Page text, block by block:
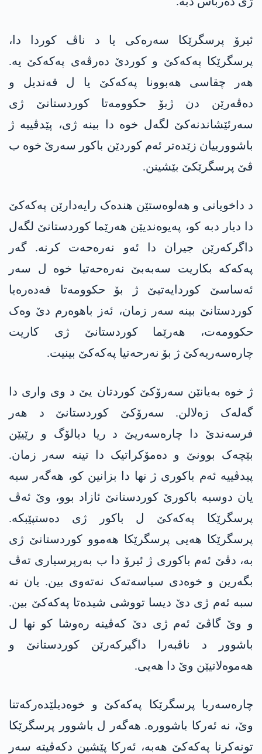
ئیرۆ پرسگرێکا سەرەکی یا د ناڤ کوردا دا،
پرسگرێکا پەکەکێ و کوردێ دەرڤەی پەکەکێ یە.
ھەر چقاسی ھەبوونا پەکەکێ یا ل قەندیل و
دەڤەرێن دن ژبۆ حکوومەتا کوردستانێ ژی
سەرئێشاندنەکێ لگەل خوە دا بینە ژی، پێدڤییە ژ
باشوورییان زێدەتر ئەم کوردێن باکور سەرێ خوە ب
ڤێ پرسگرێکێ بێشینن.
د داخویانی و ھەلوەستێن ھندەک رایەدارێن پەکەکێ
دا دیار دبە کو، پەیوەندیێن ھەرێما کوردستانێ لگەل
داگرکەرێن جیران دا ئەو نەرەحەت کرنە. گەر
پەکەکە بکاریت سەبەبێ نەرەحەتیا خوە ل سەر
ئەساسێ کوردایەتیێ ژ بۆ حکوومەتا فەدەرەیا
کوردستانێ بینە سەر زمان، ئەز باھوەرم دێ وەک
حکوومەت، ھەرێما کوردستانێ ژی کاریت
چارەسەریەکێ ژ بۆ نەرحەتیا پەکەکێ بینیت.
ژ خوە بەیانێن سەرۆکێ کوردتان یێ د وی واری دا
گەلەک زەلالن. سەرۆکێ کوردستانێ د ھەر
فرسەندێ دا چارەسەریێ د ریا دیالۆگ و رێیێن
بێچەک بوونێ و دەمۆکراتیک دا تینە سەر زمان.
پیدڤییە ئەم باکوری ژ نھا دا بزانین کو، ھەگەر سبە
یان دوسبە باکورێ کوردستانێ ئازاد بوو، وێ ئەڤ
پرسگرێکا پەکەکێ ل باکور ژی دەستپێبکە.
پرسگرێکا ھەیی پرسگرێکا هەموو کوردستانێ ژی
بە، دڤێ ئەم باکوری ژ ئیرۆ دا ب بەرپرسیاری تەڤ
بگەرین و خوەدی سیاسەتەک نەتەوی بین. یان نە
سبە ئەم ژی دێ دیسا تووشی شیدەتا پەکەکێ بین.
و وێ گاڤێ ئەم ژی دێ کەڤینە رەوشا کو نھا ل
باشوور د ناڤبەرا داگیرکەرێن کوردستانێ و
ھەموەلاتیێن وێ دا ھەیی.
چارەسەریا پرسگرێکا پەکەکێ و خوەدیلێدەرکەتنا
وێ، نە ئەرکا باشوورە. ھەگەر ل باشوور پرسگرێکا
تونەکرنا پەکەکێ ھەبە، ئەرکا پێشین دکەڤیتە سەر